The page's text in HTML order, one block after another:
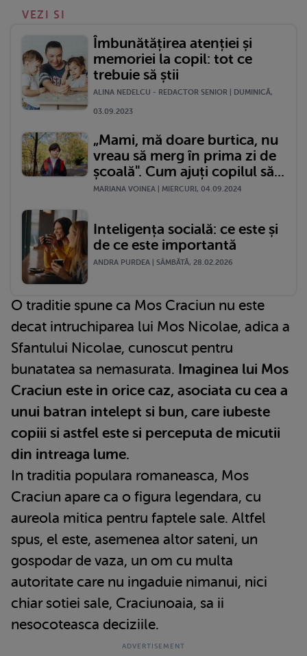
VEZI SI
Îmbunătățirea atenției și
memoriei la copil: tot ce
trebuie să știi
ALINA NEDELCU - REDACTOR SENIOR | DUMINICĂ,
03.09.2023
„Mami, mă doare burtica, nu
vreau să merg în prima zi de
școală". Cum ajuți copilul să...
MARIANA VOINEA | MIERCURI, 04.09.2024
Inteligența socială: ce este și
de ce este importantă
ANDRA PURDEA | SÂMBĂTĂ, 28.02.2026
O traditie spune ca Mos Craciun nu este
decat intruchiparea lui Mos Nicolae, adica a
Sfantului Nicolae, cunoscut pentru
bunatatea sa nemasurata. Imaginea lui Mos
Craciun este in orice caz, asociata cu cea a
unui batran intelept si bun, care iubeste
copiii si astfel este si perceputa de micutii
din intreaga lume.
In traditia populara romaneasca, Mos
Craciun apare ca o figura legendara, cu
aureola mitica pentru faptele sale. Altfel
spus, el este, asemenea altor sateni, un
gospodar de vaza, un om cu multa
autoritate care nu ingaduie nimanui, nici
chiar sotiei sale, Craciunoaia, sa ii
nesocoteasca deciziile.